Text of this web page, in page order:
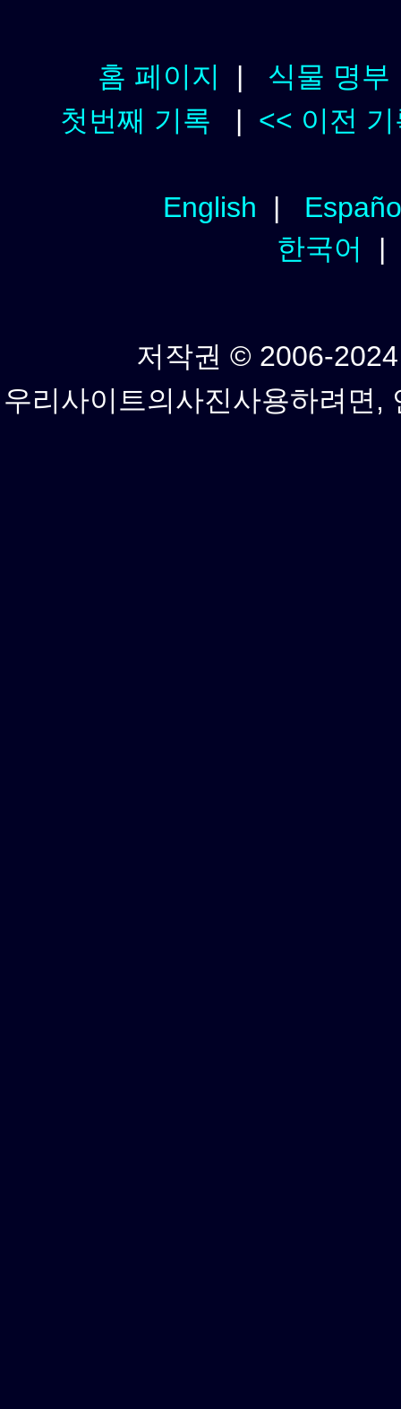
홈 페이지 | 식물 명부
첫번째 기록 | << 이전 기
English |
한국어
저작권 © 2006-
우리사이트의사진사용하려면,